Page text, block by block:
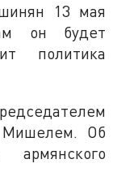
13 мая
он будет
политика
Мишелем. Об